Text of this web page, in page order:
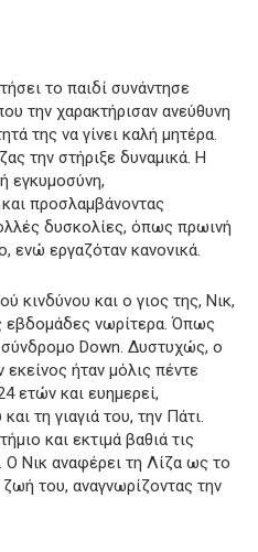
το παιδί συνάντησε
την χαρακτήρισαν ανεύθυνη
της να γίνει καλή μητέρα.
την στήριξε δυναμικά. Η
εγκυμοσύνη,
προσλαμβάνοντας
δυσκολίες, όπως πρωινή
ενώ εργαζόταν κανονικά.
κινδύνου και ο γιος της, Νικ,
εβδομάδες νωρίτερα. Όπως
σύνδρομο Down. Δυστυχώς, ο
ήταν μόλις πέντε
ετών και ευημερεί,
τη γιαγιά του, την Πάτι.
και εκτιμά βαθιά τις
Ο Νικ αναφέρει τη Λίζα ως το
του, αναγνωρίζοντας την